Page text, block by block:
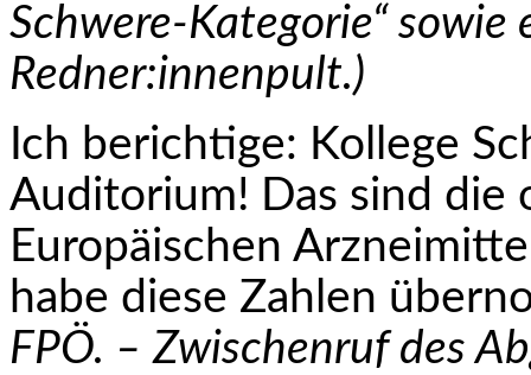
Schwere-Kategorie“ sowie
Redner:innenpult.)
Ich berichtige: Kollege
Auditorium! Das sind die
Europäischen
habe diese Zahlen
FPÖ. – Zwischenruf des